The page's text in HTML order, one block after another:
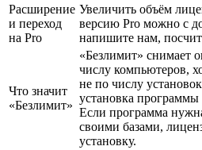
Расширение
и переход
на Pro
Увеличить объём
версию Pro можно с
напишите нам,
Что значит
«Безлимит»
«Безлимит» снимает
числу компьютеров,
не по числу
установка
Если программа
своими базами,
установку.